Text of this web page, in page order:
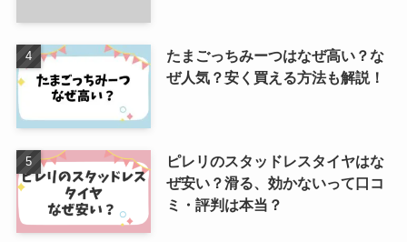
たまごっちみーつはなぜ高い？な
ぜ人気？安く買える方法も解説！
ピレリのスタッドレスタイヤはな
ぜ安い？滑る、効かないって口コ
ミ・評判は本当？